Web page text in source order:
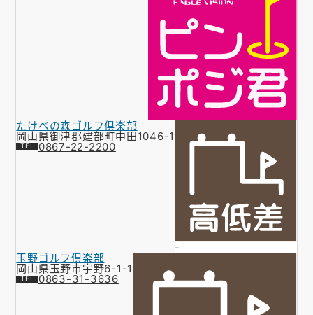
たけべの森ゴルフ倶楽部
岡山県御津郡建部町中田1046-1
0867-22-2200
-
玉野ゴルフ倶楽部
岡山県玉野市宇野6-1-1
0863-31-3636